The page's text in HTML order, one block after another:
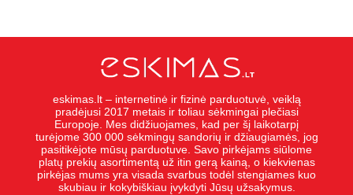
eskimas.lt – internetinė ir fizinė parduotuvė, veiklą
pradėjusi 2017 metais ir toliau sėkmingai plečiasi
Europoje. Mes didžiuojames, kad per šį laikotarpį
turėjome 300 000 sėkmingų sandorių ir džiaugiamės, jog
pasitikėjote mūsų parduotuve. Savo pirkėjams siūlome
platų prekių asortimentą už itin gerą kainą, o kiekvienas
pirkėjas mums yra visada svarbus todėl stengiames kuo
skubiau ir kokybiškiau įvykdyti Jūsų užsakymus.